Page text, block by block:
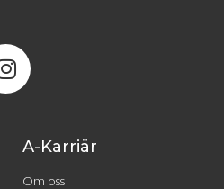
A-Karriär
Om oss